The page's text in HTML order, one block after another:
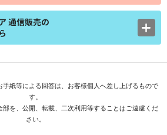
通信販売の
紙等による回答は、お客様個人へ差し上げるもので
す。
を、公開、転載、二次利用等することはご遠慮くだ
さい。